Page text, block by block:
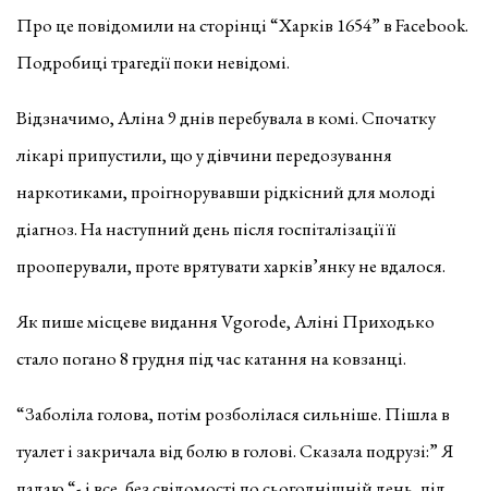
Про це повідомили на сторінці “Харків 1654” в Facebook.
Подробиці трагедії поки невідомі.
Відзначимо, Аліна 9 днів перебувала в комі. Спочатку
лікарі припустили, що у дівчини передозування
наркотиками, проігнорувавши рідкісний для молоді
діагноз. На наступний день після госпіталізації її
прооперували, проте врятувати харків’янку не вдалося.
Як пише місцеве видання Vgorode, Аліні Приходько
стало погано 8 грудня під час катання на ковзанці.
“Заболіла голова, потім розболілася сильніше. Пішла в
туалет і закричала від болю в голові. Сказала подрузі:” Я